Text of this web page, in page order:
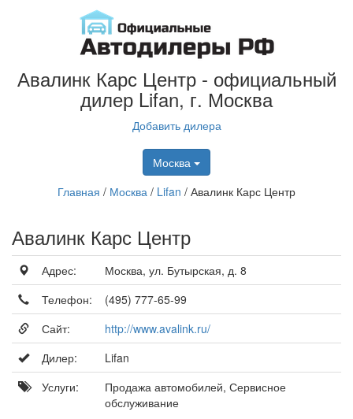
Авалинк Карс Центр - официальный
дилер Lifan, г. Москва
Добавить дилера
Москва
Главная / Москва / Lifan / Авалинк Карс Центр
Авалинк Карс Центр
Адрес:
Москва, ул. Бутырская, д. 8
Телефон:
(495) 777-65-99
Сайт:
http://www.avalink.ru/
Дилер:
Lifan
Услуги:
Продажа автомобилей, Сервисное
обслуживание